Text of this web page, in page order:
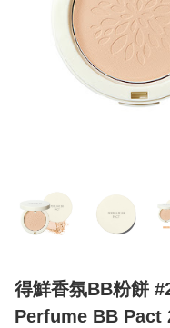
得鮮香氛BB粉餅
Perfume BB Pact